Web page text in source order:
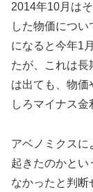
2014年10月は
した物価につ
になると今年1
たが、これは長
は出ても、物価
しろマイナス金
アベノミクスに
起きたのかとい
なかったと判断